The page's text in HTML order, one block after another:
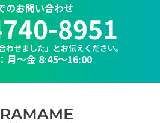
のお問い合わせ
8951
せました」とお伝えください。
月～金 8:45〜16:00